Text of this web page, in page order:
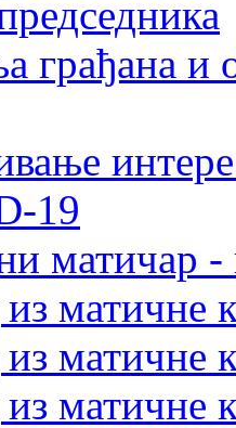
грађана и
19
матичар -
матичне
матичне
матичне